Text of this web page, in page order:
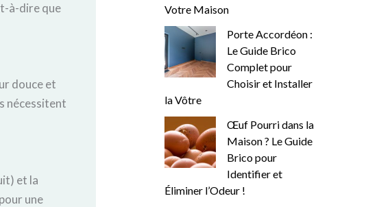
à-dire que
douce et
nécessitent
et la
une
Votre Maison
Porte Accordéon :
Le Guide Brico
Complet pour
Choisir et Installer
la Vôtre
Œuf Pourri dans la
Maison ? Le Guide
Brico pour
Identifier et
Éliminer l’Odeur !